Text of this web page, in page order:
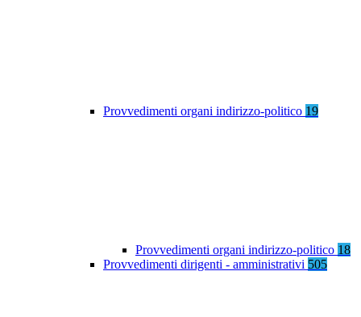
Provvedimenti organi indirizzo-politico 19
Provvedimenti organi indirizzo-politico 18
Provvedimenti dirigenti - amministrativi 505